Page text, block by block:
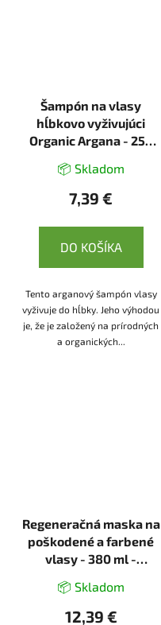
Šampón na vlasy
hĺbkovo vyživujúci
Organic Argana - 250
📦 Skladom
7,39 €
DO KOŠÍKA
Tento arganový šampón vlasy
vyživuje do hĺbky. Jeho výhodou
je, že je založený na prírodných
a organických...
Regeneračná maska na
poškodené a farbené
vlasy - 380 ml -
📦 Skladom
12,39 €